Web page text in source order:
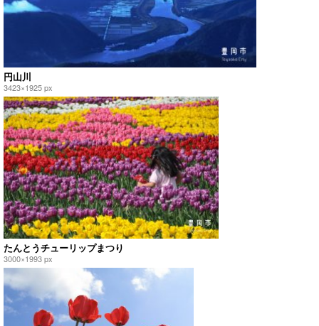
円山川
3423×1925 px
たんとうチューリップまつり
3000×1993 px